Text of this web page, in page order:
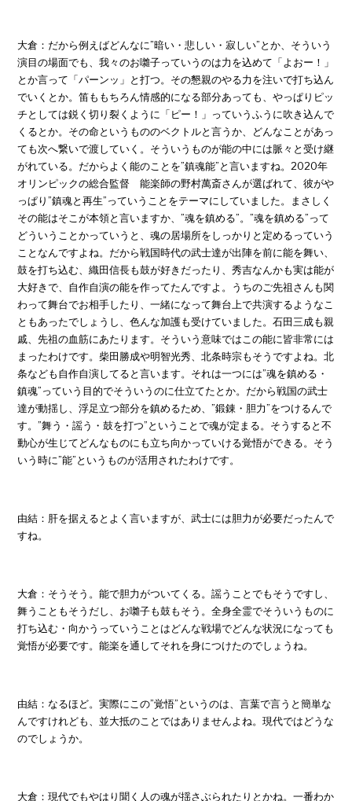
大倉：だから例えばどんなに”暗い・悲しい・寂しい”とか、そういう
演目の場面でも、我々のお囃子っていうのは力を込めて「よおー！」
とか言って「パーンッ」と打つ。その懇親のやる力を注いで打ち込ん
でいくとか。笛ももちろん情感的になる部分あっても、やっぱりピッ
チとしては鋭く切り裂くように「ピー！」っていうふうに吹き込んで
くるとか。その命というもののベクトルと言うか、どんなことがあっ
ても次へ繋いで渡していく。そういうものが能の中には脈々と受け継
がれている。だからよく能のことを”鎮魂能”と言いますね。2020年
オリンピックの総合監督 能楽師の野村萬斎さんが選ばれて、彼がや
っぱり”鎮魂と再生”っていうことをテーマにしていました。まさしく
その能はそこが本領と言いますか、”魂を鎮める”。”魂を鎮める”って
どういうことかっていうと、魂の居場所をしっかりと定めるっていう
ことなんですよね。だから戦国時代の武士達が出陣を前に能を舞い、
鼓を打ち込む、織田信長も鼓が好きだったり、秀吉なんかも実は能が
大好きで、自作自演の能を作ってたんですよ。うちのご先祖さんも関
わって舞台でお相手したり、一緒になって舞台上で共演するようなこ
ともあったでしょうし、色んな加護も受けていました。石田三成も親
戚、先祖の血筋にあたります。そういう意味ではこの能に皆非常には
まったわけです。柴田勝成や明智光秀、北条時宗もそうですよね。北
条なども自作自演してると言います。それは一つには”魂を鎮める・
鎮魂”っていう目的でそういうのに仕立てたとか。だから戦国の武士
達が動揺し、浮足立つ部分を鎮めるため、”鍛錬・胆力”をつけるんで
す。”舞う・謡う・鼓を打つ”ということで魂が定まる。そうすると不
動心が生じてどんなものにも立ち向かっていける覚悟ができる。そう
いう時に”能”というものが活用されたわけです。
由結：肝を据えるとよく言いますが、武士には胆力が必要だったんで
すね。
大倉：そうそう。能で胆力がついてくる。謡うことでもそうですし、
舞うこともそうだし、お囃子も鼓もそう。全身全霊でそういうものに
打ち込む・向かうっていうことはどんな戦場でどんな状況になっても
覚悟が必要です。能楽を通してそれを身につけたのでしょうね。
由結：なるほど。実際にこの”覚悟”というのは、言葉で言うと簡単な
んですけれども、並大抵のことではありませんよね。現代ではどうな
のでしょうか。
大倉：現代でもやはり聞く人の魂が揺さぶられたりとかね。一番わか